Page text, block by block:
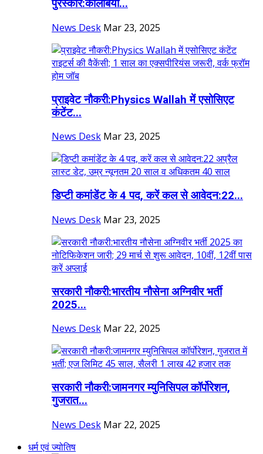
पुरस्कार:कोलंबिया...
News Desk Mar 23, 2025
प्राइवेट नौकरी:Physics Wallah में एसोसिएट
कंटेंट...
News Desk Mar 23, 2025
डिप्टी कमांडेंट के 4 पद, करें कल से आवेदन:22...
News Desk Mar 23, 2025
सरकारी नौकरी:भारतीय नौसेना अग्निवीर भर्ती
2025...
News Desk Mar 22, 2025
सरकारी नौकरी:जामनगर म्युनिसिपल कॉर्पोरेशन,
गुजरात...
News Desk Mar 22, 2025
धर्म एवं ज्योतिष